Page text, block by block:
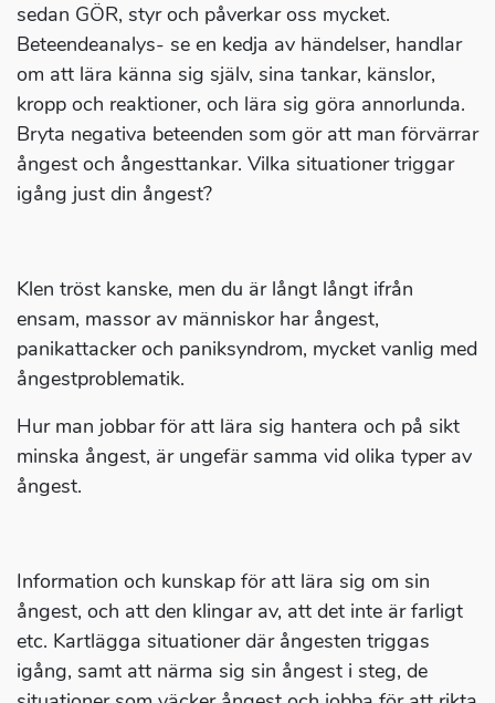
sedan GÖR, styr och påverkar oss mycket.
Beteendeanalys- se en kedja av händelser, handlar
om att lära känna sig själv, sina tankar, känslor,
kropp och reaktioner, och lära sig göra annorlunda.
Bryta negativa beteenden som gör att man förvärrar
ångest och ångesttankar. Vilka situationer triggar
igång just din ångest?
Klen tröst kanske, men du är långt långt ifrån
ensam, massor av människor har ångest,
panikattacker och paniksyndrom, mycket vanlig med
ångestproblematik.
Hur man jobbar för att lära sig hantera och på sikt
minska ångest, är ungefär samma vid olika typer av
ångest.
Information och kunskap för att lära sig om sin
ångest, och att den klingar av, att det inte är farligt
etc. Kartlägga situationer där ångesten triggas
igång, samt att närma sig sin ångest i steg, de